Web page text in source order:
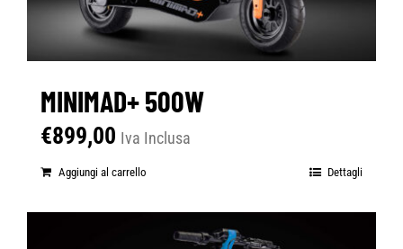
MINIMAD+ 500W
€899,00 Iva Inclusa
Aggiungi al carrello Dettagli